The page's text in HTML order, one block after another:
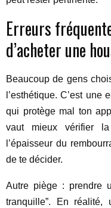
Erreurs
d’acheter une
Beaucoup de gens
l’esthétique. C’est
qui protège mal ton
vaut mieux vérifier
l’épaisseur du
de te décider.
Autre piège : prendre
tranquille”. En